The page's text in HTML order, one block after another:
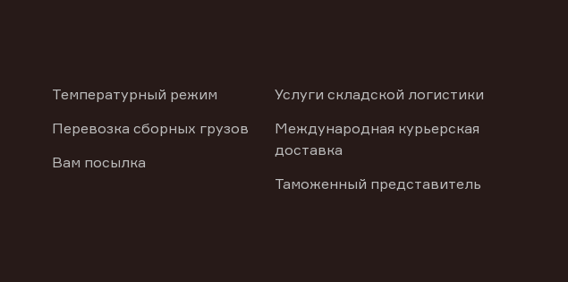
Температурный режим
Перевозка сборных грузов
Вам посылка
Услуги складской логистики
Международная курьерская
доставка
Таможенный представитель